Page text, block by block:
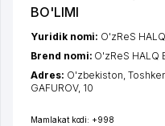
BO'LIMI
Mamlakat kodi: +998
Yuridik nomi: O'zReS
Brend nomi: O'zReS HALQ
Adres: O'zbekiston,
GAFUROV, 10